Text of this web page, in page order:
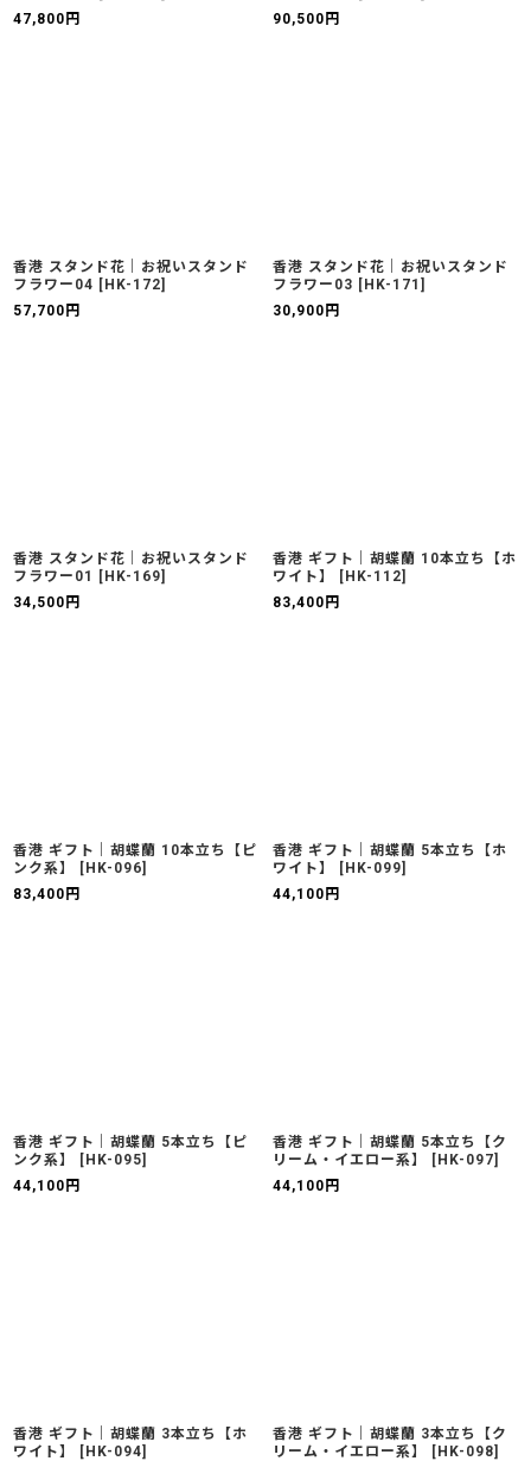
47,800 円
90,500 円
香港 スタンド花｜お祝いスタンド
フラワー04 [ HK-172]
57,700 円
香港 スタンド花｜お祝いスタンド
フラワー03 [ HK-171 ]
30,900 円
香港 スタンド花｜お祝いスタンド
フラワー01
[ HK-169]
34,500 円
香港 ギフト｜胡蝶蘭 10本立ち【ホ
ワイト】
[ HK-112]
83,400 円
香港 ギフト｜胡蝶蘭 10本立ち【ピ
ンク系】
[ HK-096]
83,400 円
香港 ギフト｜胡蝶蘭 5本立ち【ホ
ワイト】
[ HK-099]
44,100 円
香港 ギフト｜胡蝶蘭 5本立ち【ピ
ンク系】
[ HK-095]
44,100 円
香港 ギフト｜胡蝶蘭 5本立ち【ク
リーム・イエロー系】
[ HK-097]
44,100 円
香港 ギフト｜胡蝶蘭 3本立ち【ホ
ワイト】
[ HK-094]
香港 ギフト｜胡蝶蘭 3本立ち【ク
リーム・イエロー系】
[ HK-098]